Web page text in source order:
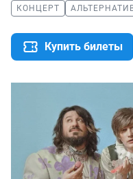
КОНЦЕРТ
Купить билеты